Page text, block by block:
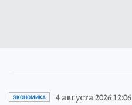
ЭКОНОМИКА 4 августа 2026 12:06